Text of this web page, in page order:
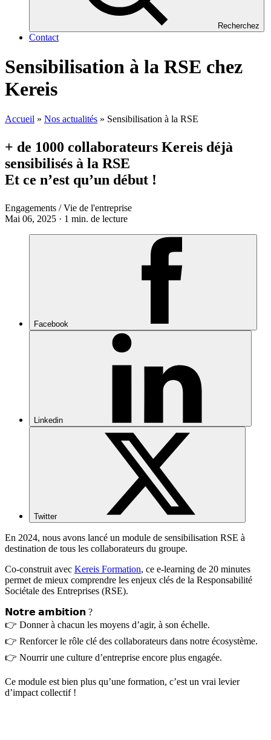
Recherchez
Contact
Sensibilisation à la RSE chez
Kereis
Accueil » Nos actualités » Sensibilisation à la RSE
+ de 1000 collaborateurs Kereis déjà
sensibilisés à la RSE
Et ce n’est qu’un début !
Engagements / Vie de l'entreprise
Mai 06, 2025 · 1 min. de lecture
Facebook
Linkedin
Twitter
En 2024, nous avons lancé un module de sensibilisation RSE à
destination de tous les collaborateurs du groupe.
Co-construit avec Kereis Formation, ce e-learning de 20 minutes
permet de mieux comprendre les enjeux clés de la Responsabilité
Sociétale des Entreprises (RSE).
𝗡𝗼𝘁𝗿𝗲 𝗮𝗺𝗯𝗶𝘁𝗶𝗼𝗻 ?
👉 Donner à chacun les moyens d’agir, à son échelle.
👉 Renforcer le rôle clé des collaborateurs dans notre écosystème.
👉 Nourrir une culture d’entreprise encore plus engagée.
Ce module est bien plus qu’une formation, c’est un vrai levier
d’impact collectif !